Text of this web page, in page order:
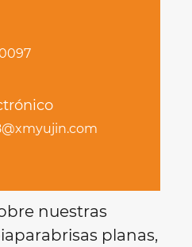
nuestras
planas,